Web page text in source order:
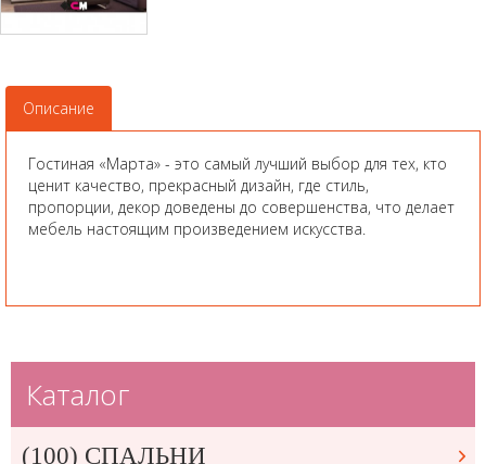
Описание
Гостиная «Марта» - это самый лучший выбор для тех, кто
ценит качество, прекрасный дизайн, где стиль,
пропорции, декор доведены до совершенства, что делает
мебель настоящим произведением искусства.
Каталог
(100) СПАЛЬНИ